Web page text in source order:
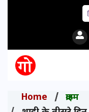
Home
क्राइम